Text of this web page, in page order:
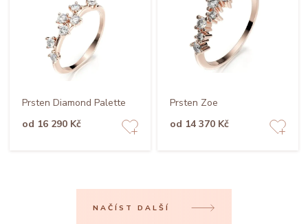
Prsten Diamond Palette
od 16 290 Kč
Prsten Zoe
od 14 370 Kč
NAČÍST DALŠÍ